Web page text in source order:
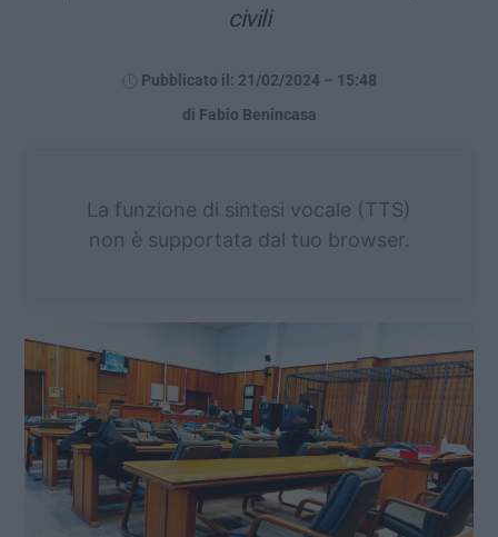
civili
Pubblicato il: 21/02/2024 – 15:48
di Fabio Benincasa
La funzione di sintesi vocale (TTS)
non è supportata dal tuo browser.